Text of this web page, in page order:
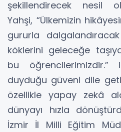
şekillendirecek nesil
Yahşi, “Ülkemizin
gururla
köklerini geleceğe
bu öğrencilerimizdir.”
duyduğu güveni dile
özellikle yapay zekâ
dünyayı hızla
İzmir İl Milli Eğitim